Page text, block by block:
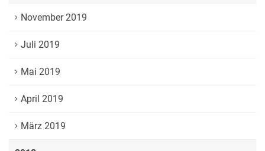
November 2019
Juli 2019
Mai 2019
April 2019
März 2019